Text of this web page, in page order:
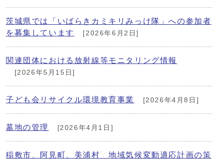
茨城県では「いばらきカミキリみっけ隊」への参加者
を募集しています
[2026年6月2日]
関連団体における放射線等モニタリング情報
[2026年5月15日]
子ども会リサイクル環境教育事業 [2026年4月8日]
墓地の管理 [2026年4月1日]
稲敷市、阿見町、美浦村 地域気候変動適応計画の策